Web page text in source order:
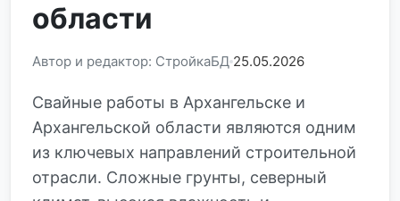
области
Автор и редактор: СтройкаБД 25.05.2026
Свайные работы в Архангельске и
Архангельской области являются одним
из ключевых направлений строительной
отрасли. Сложные грунты, северный